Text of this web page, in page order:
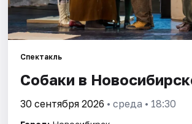
События
Площадки
Артисты
Спектакль
Собаки в
30 сентября 2026 • среда • 18:30